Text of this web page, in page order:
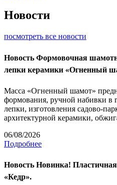
Новости
посмотреть все новости
Новость Формовочная
лепки керамики «Огненный
Масса «Огненный шамот»
формования, ручной набивки в
лепки, изготовления садово-
архитектурной керамики,
06/08/2026
Подробнее
Новость Новинка!
«Кедр».